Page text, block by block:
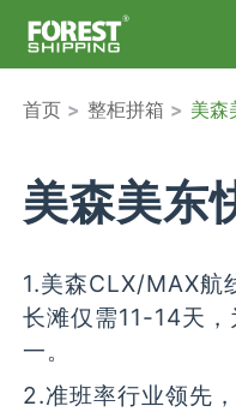
首页 > 整柜拼箱 > 美森
美森美东
1.美森CLX/MAX航
长滩仅需11-14天
一。
2.准班率行业领先